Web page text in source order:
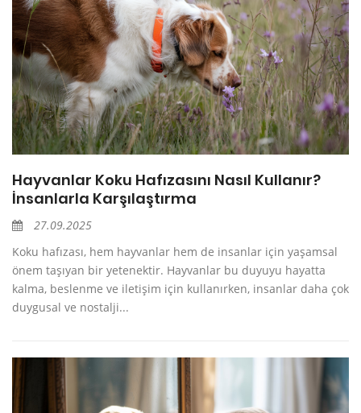
Hayvanlar Koku Hafızasını Nasıl Kullanır?
İnsanlarla Karşılaştırma
27.09.2025
Koku hafızası, hem hayvanlar hem de insanlar için yaşamsal
önem taşıyan bir yetenektir. Hayvanlar bu duyuyu hayatta
kalma, beslenme ve iletişim için kullanırken, insanlar daha çok
duygusal ve nostalji...